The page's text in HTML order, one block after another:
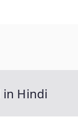
in Hindi